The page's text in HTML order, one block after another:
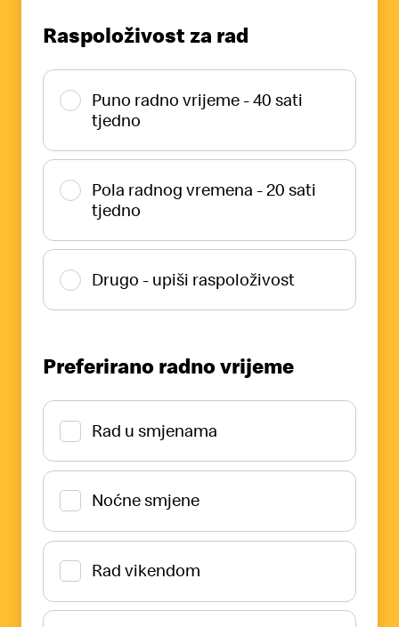
Raspoloživost za rad
Puno radno vrijeme - 40 sati
tjedno
Pola radnog vremena - 20 sati
tjedno
Drugo - upiši raspoloživost
Preferirano radno vrijeme
Rad u smjenama
Noćne smjene
Rad vikendom